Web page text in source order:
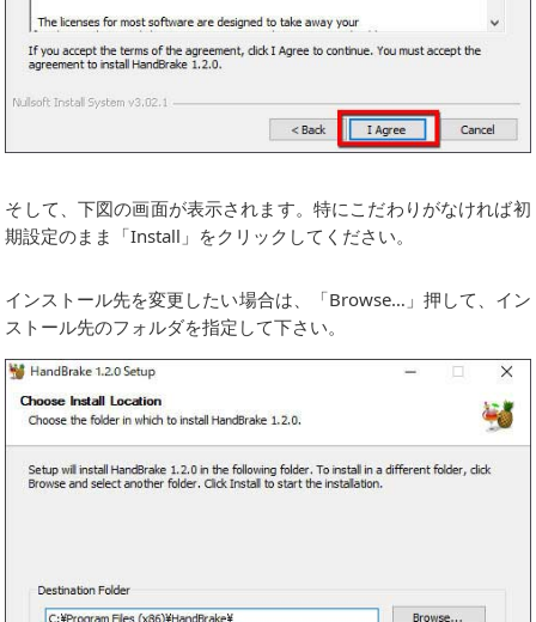
そして、下図の画面が表示されます。特にこだわりがなければ初
期設定のまま「Install」をクリックしてください。
インストール先を変更したい場合は、「Browse…」押して、イン
ストール先のフォルダを指定して下さい。